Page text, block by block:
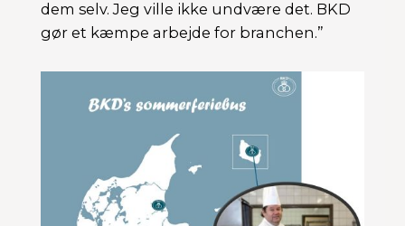
dem selv. Jeg ville ikke undvære det. BKD
gør et kæmpe arbejde for branchen.”